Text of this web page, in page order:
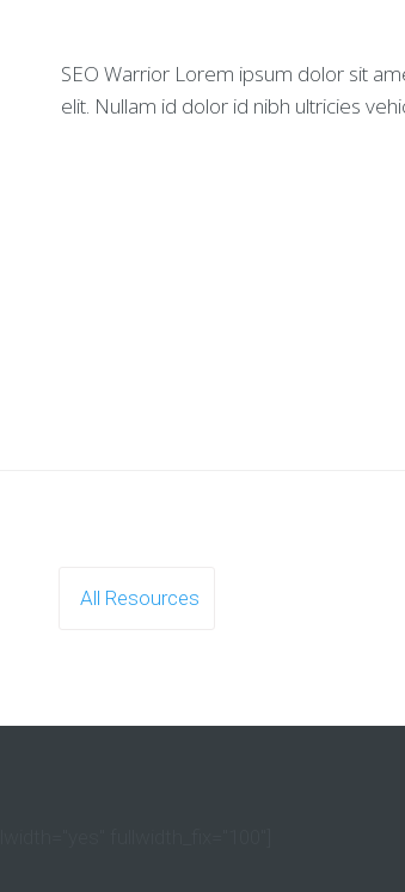
SEO Warrior Lorem ipsum dolor sit
elit. Nullam id dolor id nibh ultricies
All Resources